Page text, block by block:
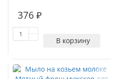
376 ₽
В корзину